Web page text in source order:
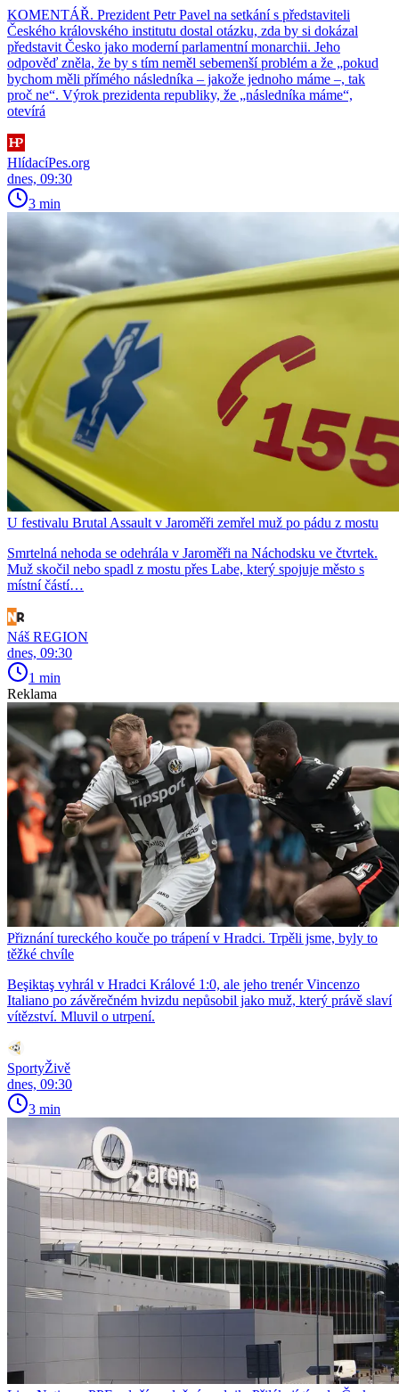
KOMENTÁŘ. Prezident Petr Pavel na setkání s představiteli
Českého královského institutu dostal otázku, zda by si dokázal
představit Česko jako moderní parlamentní monarchii. Jeho
odpověď zněla, že by s tím neměl sebemenší problém a že „pokud
bychom měli přímého následníka – jakože jednoho máme –, tak
proč ne“. Výrok prezidenta republiky, že „následníka máme“,
otevírá
HlídacíPes.org
dnes, 09:30
3 min
U festivalu Brutal Assault v Jaroměři zemřel muž po pádu z mostu
Smrtelná nehoda se odehrála v Jaroměři na Náchodsku ve čtvrtek.
Muž skočil nebo spadl z mostu přes Labe, který spojuje město s
místní částí…
Náš REGION
dnes, 09:30
1 min
Reklama
Přiznání tureckého kouče po trápení v Hradci. Trpěli jsme, byly to
těžké chvíle
Beşiktaş vyhrál v Hradci Králové 1:0, ale jeho trenér Vincenzo
Italiano po závěrečném hvizdu nepůsobil jako muž, který právě slaví
vítězství. Mluvil o utrpení.
SportyŽivě
dnes, 09:30
3 min